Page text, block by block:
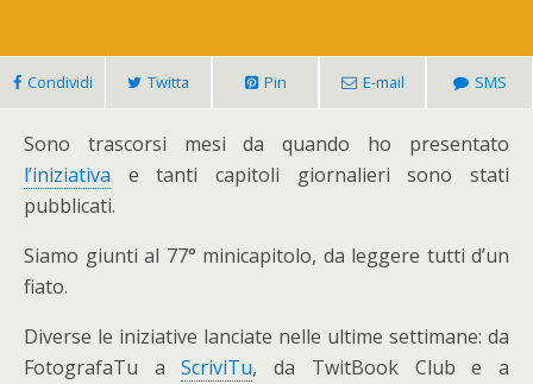
Condividi Twitta Pin E-mail SMS
Sono trascorsi mesi da quando ho presentato
l’iniziativa e tanti capitoli giornalieri sono stati
pubblicati.
Siamo giunti al 77° minicapitolo, da leggere tutti d’un
fiato.
Diverse le iniziative lanciate nelle ultime settimane: da
FotografaTu aScriviTu, da TwitBook Club e a